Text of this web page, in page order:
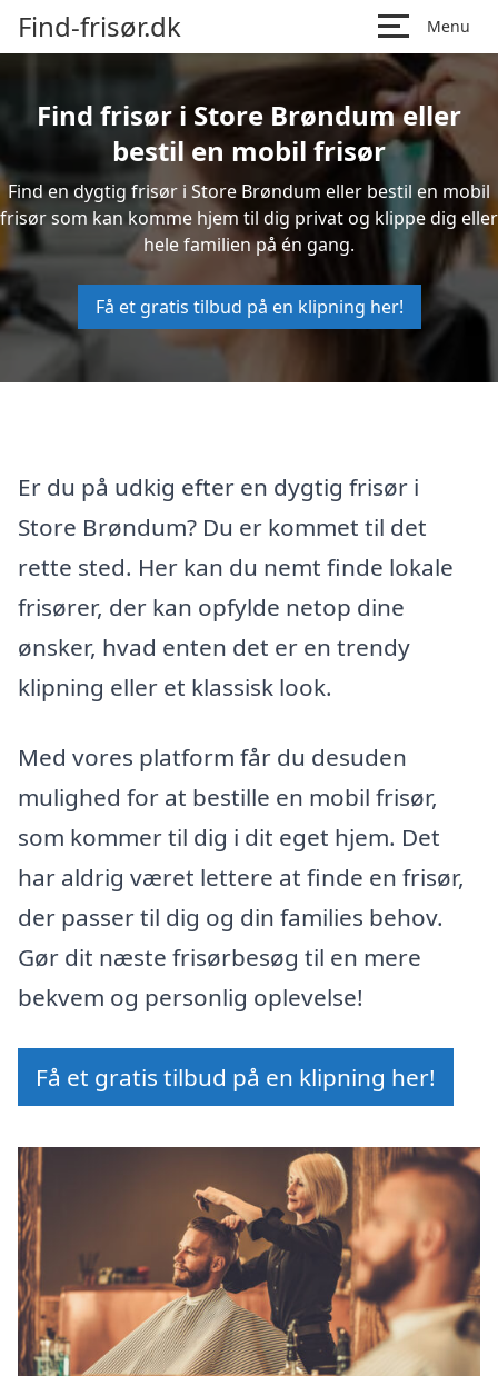
Find-frisør.dk Menu
Find frisør i Store Brøndum eller
bestil en mobil frisør
Find en dygtig frisør i Store Brøndum eller bestil en mobil
frisør som kan komme hjem til dig privat og klippe dig eller
hele familien på én gang.
Få et gratis tilbud på en klipning her!
Er du på udkig efter en dygtig frisør i
Store Brøndum? Du er kommet til det
rette sted. Her kan du nemt finde lokale
frisører, der kan opfylde netop dine
ønsker, hvad enten det er en trendy
klipning eller et klassisk look.
Med vores platform får du desuden
mulighed for at bestille en mobil frisør,
som kommer til dig i dit eget hjem. Det
har aldrig været lettere at finde en frisør,
der passer til dig og din families behov.
Gør dit næste frisørbesøg til en mere
bekvem og personlig oplevelse!
Få et gratis tilbud på en klipning her!